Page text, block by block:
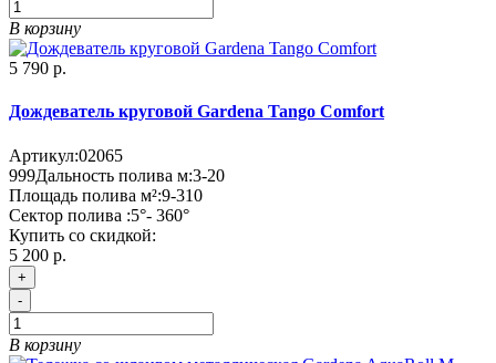
В корзину
5 790 р.
Дождеватель круговой Gardena Tango Comfort
Артикул:02065
999Дальность полива м:3-20
Площадь полива м²:9-310
Сектор полива :5°- 360°
Купить со скидкой:
5 200 р.
+
-
В корзину